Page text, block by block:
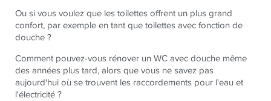
Ou si vous voulez que les toilettes offrent un plus grand
confort, par exemple en tant que toilettes avec fonction de
douche ?
Comment pouvez-vous rénover un WC avec douche même
des années plus tard, alors que vous ne savez pas
aujourd'hui où se trouvent les raccordements pour l'eau et
l'électricité ?